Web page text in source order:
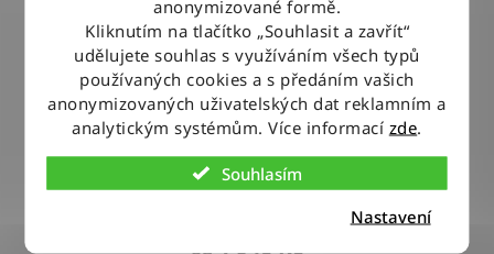
anonymizované formě.
Kliknutím na tlačítko „Souhlasit a zavřít“
udělujete souhlas s využíváním všech typů
používaných cookies a s předáním vašich
anonymizovaných uživatelských dat reklamním a
analytickým systémům. Více informací zde.
Souhlasím
Nastavení
Kalhoty Wrangler GREENSBORO FOR REAL
od1 940 Kč